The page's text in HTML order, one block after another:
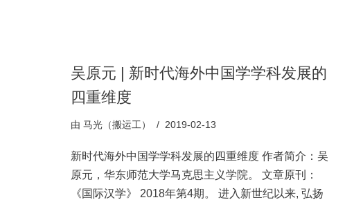
吴原元 | 新时代海外中国学学科发展的
四重维度
由 马光（搬运工） 2019-02-13
新时代海外中国学学科发展的四重维度 作者简介：吴
原元，华东师范大学马克思主义学院。 文章原刊：
《国际汉学》 2018年第4期。 进入新世纪以来, 弘扬